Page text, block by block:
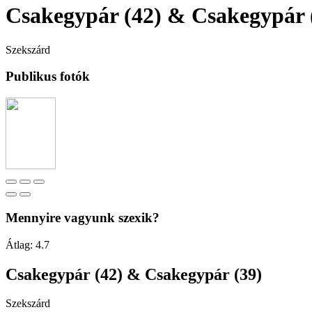
Csakegypár (42) & Csakegypár
Szekszárd
Publikus fotók
Mennyire vagyunk szexik?
Átlag: 4.7
Csakegypár (42) & Csakegypár (39)
Szekszárd